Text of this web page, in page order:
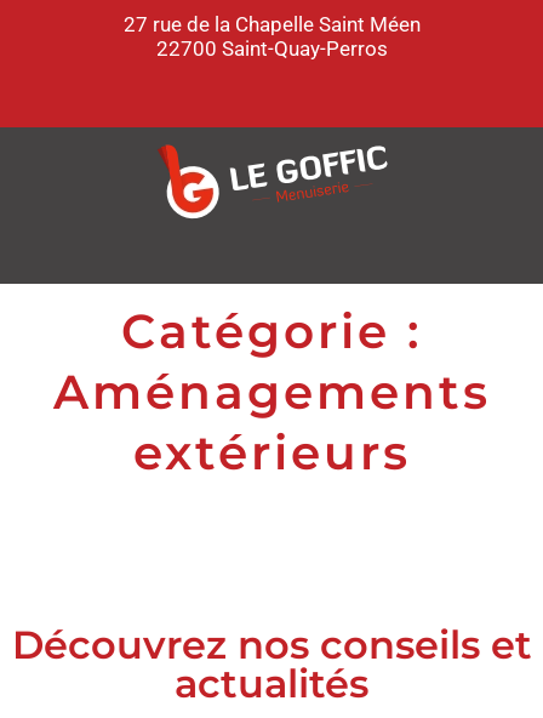
27 rue de la Chapelle Saint Méen
22700 Saint-Quay-Perros
Catégorie :
Aménagements
extérieurs
Découvrez nos conseils et
actualités